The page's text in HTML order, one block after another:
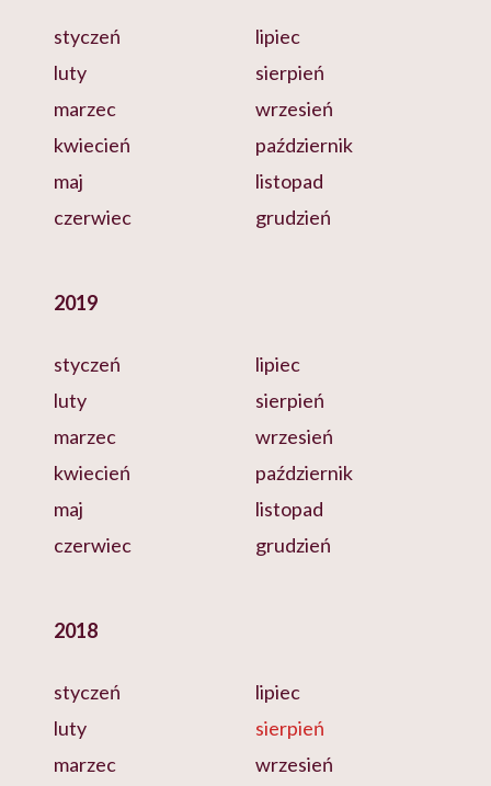
styczeń
luty
marzec
kwiecień
maj
czerwiec
lipiec
sierpień
wrzesień
październik
listopad
grudzień
2019
styczeń
luty
marzec
kwiecień
maj
czerwiec
lipiec
sierpień
wrzesień
październik
listopad
grudzień
2018
styczeń
luty
marzec
lipiec
sierpień
wrzesień